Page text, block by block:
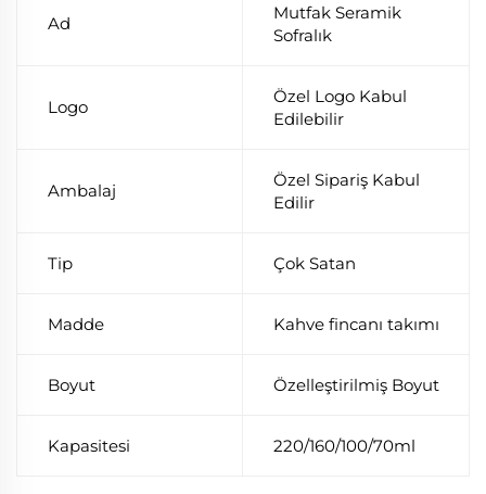
Ad
Mutfak Seramik
Sofralık
Logo
Özel Logo Kabul
Edilebilir
Ambalaj
Özel Sipariş Kabul
Edilir
Tip Çok Satan
Madde Kahve fincanı takımı
Boyut Özelleştirilmiş Boyut
Kapasitesi 220/160/100/70ml